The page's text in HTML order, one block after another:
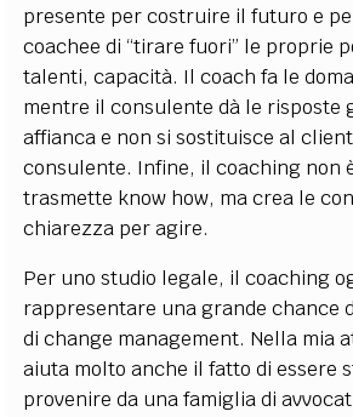
presente per costruire il futuro e
coachee di “tirare fuori” le proprie
talenti, capacità. Il coach fa le
mentre il consulente dà le risposte
affianca e non si sostituisce al
consulente. Infine, il coaching non
trasmette know how, ma crea le
chiarezza per agire.
Per uno studio legale, il coaching
rappresentare una grande chance
di change management. Nella mia
aiuta molto anche il fatto di essere
provenire da una famiglia di